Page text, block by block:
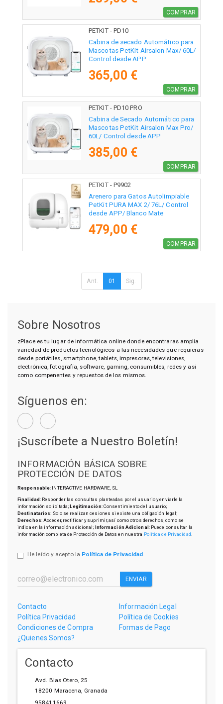
COMPRAR
PETKIT - PD10
Cabina de secado Automático para
Mascotas PetKit Airsalon Max/ 60L/
Control desde APP
365,00 €
COMPRAR
PETKIT - PD10 PRO
Cabina de Secado Automático para
Mascotas PetKit Airsalon Max Pro/
60L/ Control desde APP
385,00 €
COMPRAR
PETKIT - P9902
Arenero para Gatos Autolimpiable
PetKit PURA MAX 2/ 76L/ Control
desde APP/ Blanco Mate
479,00 €
COMPRAR
Ant. 01 Sig.
Sobre Nosotros
zPlace es tu lugar de informática online donde encontraras amplia
variedad de productos tecnológicos a las necesidades que requieras
desde portátiles, smartphone, tablets, impresoras, televisiones,
electrónica, fotografía, software, gaming, consumibles, redes y asi
como compenentes y repuestos de los mismos.
Síguenos en:
¡Suscríbete a Nuestro Boletín!
INFORMACIÓN BÁSICA SOBRE
PROTECCIÓN DE DATOS
Responsable: INTERACTIVE HARDWARE, SL
Finalidad: Responder las consultas planteadas por el usuario y enviarle la
información solicitada; Legitimación: Consentimiento del usuario;
Destinatarios: Solo se realizan cesiones si existe una obligación legal;
Derechos: Acceder, rectificar y suprimir, así como otros derechos, como se
indica en la información adicional; Información Adicional : Puede consultar la
información completa de Protección de Datos en nuestra Política de Privacidad.
He leído y acepto la Política de Privacidad
ENVIAR
Contacto
Información Legal
Política Privacidad
Política de Cookies
Condiciones de Compra
Formas de Pago
¿Quienes Somos?
Contacto
Avd. Blas Otero, 25
18200 Maracena Granada
958411669